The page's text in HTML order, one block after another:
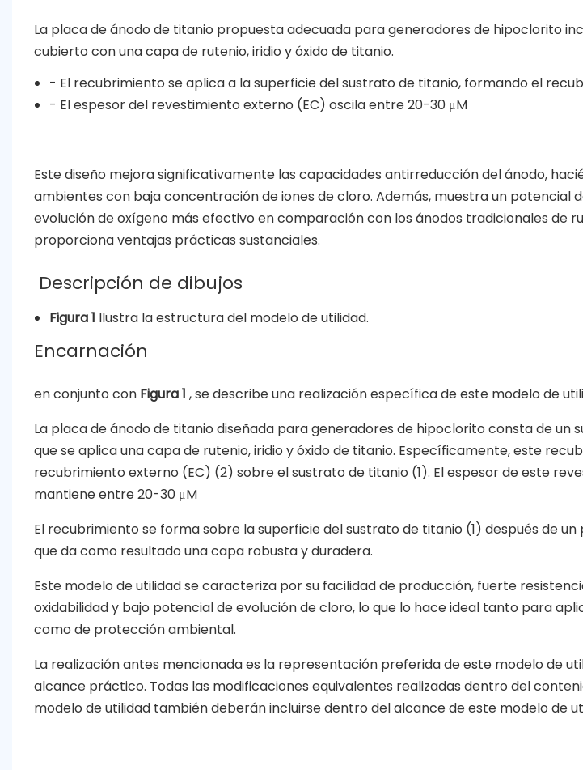
La placa de ánodo de titanio propuesta adecuada para generadores de hipoclorito
cubierto con una capa de rutenio, iridio y óxido de titanio.
- El recubrimiento se aplica a la superficie del sustrato de titanio, formando el
- El espesor del revestimiento externo (EC) oscila entre 20-30 μM
Este diseño mejora significativamente las capacidades antirreducción del ánodo,
ambientes con baja concentración de iones de cloro. Además, muestra un potencial
evolución de oxígeno más efectivo en comparación con los ánodos tradicionales de
proporciona ventajas prácticas sustanciales.
Descripción de dibujos
Figura 1 Ilustra la estructura del modelo de utilidad.
Encarnación
en conjunto con Figura 1 , se describe una realización específica de este modelo de
La placa de ánodo de titanio diseñada para generadores de hipoclorito consta de un
que se aplica una capa de rutenio, iridio y óxido de titanio. Específicamente, este
recubrimiento externo (EC) (2) sobre el sustrato de titanio (1). El espesor de este
mantiene entre 20-30 μM
El recubrimiento se forma sobre la superficie del sustrato de titanio (1) después de un
que da como resultado una capa robusta y duradera.
Este modelo de utilidad se caracteriza por su facilidad de producción, fuerte
oxidabilidad y bajo potencial de evolución de cloro, lo que lo hace ideal tanto para
como de protección ambiental.
La realización antes mencionada es la representación preferida de este modelo de
alcance práctico. Todas las modificaciones equivalentes realizadas dentro del
modelo de utilidad también deberán incluirse dentro del alcance de este modelo de